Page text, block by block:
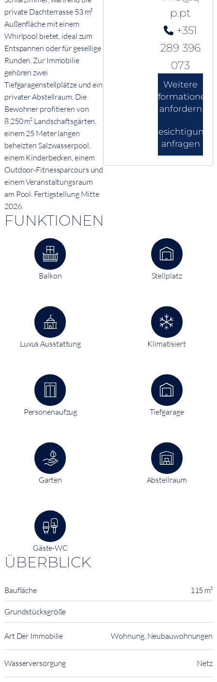
private Dachterrasse 53 m²
Außenfläche mit einem
Whirlpool bietet, ideal zum
Entspannen oder für gesellige
Runden. Zur Immobilie
gehören zwei
Tiefgaragenstellplätze und ein
privater Abstellraum. Die
Bewohner profitieren von
8.250 m² Landschaftsgärten,
einem 25 Meter langen
beheizten Salzwasserpool,
einem Kinderbecken, einem
Outdoor-Fitnessparcours und
einem Veranstaltungsraum
am Pool. Fertigstellung Mitte
2026.
p.pt
+351
289 396
073
Weitere
Informationen
anfordern
Besichtigung
anfragen
FUNKTIONEN
Balkon Stellplatz
Luxus Ausstattung Klimatisiert
Personenaufzug Tiefgarage
Garten Abstellraum
Gäste-WC
ÜBERBLICK
Baufläche 115 m²
Grundstücksgröße
Art Der Immobilie Wohnung, Neubauwohnungen
Wasserversorgung Netz